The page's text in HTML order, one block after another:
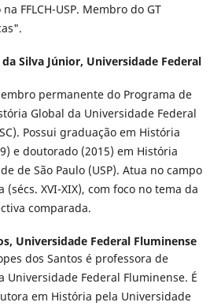
FFLCH-USP. Membro do GT
Silva Júnior, Universidade Federal
permanente do Programa de
Global da Universidade Federal
Possui graduação em História
e doutorado (2015) em História
de São Paulo (USP). Atua no campo
XVI-XIX), com foco no tema da
comparada.
Universidade Federal Fluminense
dos Santos é professora de
Universidade Federal Fluminense. É
em História pela Universidade